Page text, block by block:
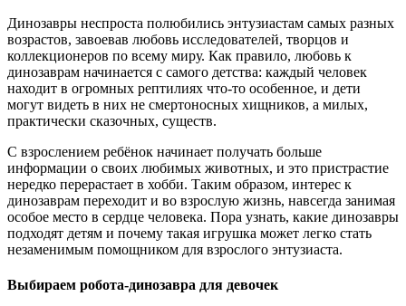
Динозавры неспроста полюбились энтузиастам самых разных
возрастов, завоевав любовь исследователей, творцов и
коллекционеров по всему миру. Как правило, любовь к
динозаврам начинается с самого детства: каждый человек
находит в огромных рептилиях что-то особенное, и дети
могут видеть в них не смертоносных хищников, а милых,
практически сказочных, существ.
С взрослением ребёнок начинает получать больше
информации о своих любимых животных, и это пристрастие
нередко перерастает в хобби. Таким образом, интерес к
динозаврам переходит и во взрослую жизнь, навсегда занимая
особое место в сердце человека. Пора узнать, какие динозавры
подходят детям и почему такая игрушка может легко стать
незаменимым помощником для взрослого энтузиаста.
Выбираем робота-динозавра для девочек